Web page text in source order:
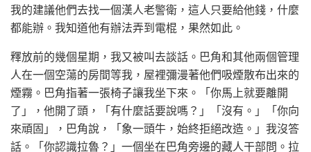
我的建議他們去找一個漢人老警衛，這人只要給他錢，什麼
都能辦。我知道他有辦法弄到電棍，果然如此。
釋放前的幾個星期，我又被叫去談話。巴角和其他兩個管理
人在一個空蕩的房間等我，屋裡彌漫著他們吸煙散布出來的
煙霧。巴角指著一張椅子讓我坐下來。「你馬上就要離開
了」，他開了頭，「有什麼話要說嗎？」「沒有。」「你向
來頑固」，巴角說，「象一頭牛，始終拒絕改造。」我沒答
話。「你認識拉魯？」一個坐在巴角旁邊的藏人干部問。拉